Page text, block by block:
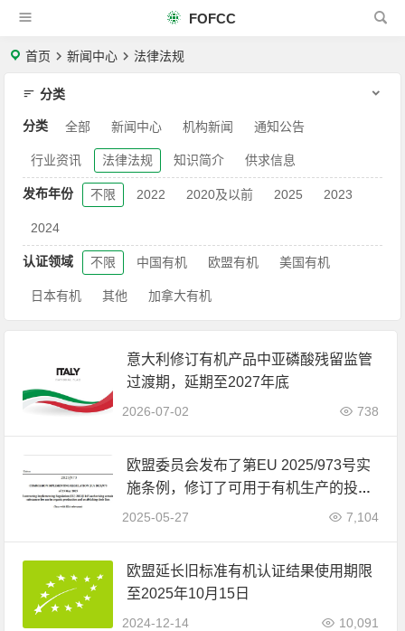
FOFCC
首页 新闻中心 法律法规
分类
分类 全部 新闻中心 机构新闻 通知公告
行业资讯 法律法规 知识简介 供求信息
发布年份 不限 2022 2020及以前 2025 2023
2024
认证领域 不限 中国有机 欧盟有机 美国有机
日本有机 其他 加拿大有机
意大利修订有机产品中亚磷酸残留监管
过渡期，延期至2027年底
2026-07-02 738
欧盟委员会发布了第EU 2025/973号实
施条例，修订了可用于有机生产的投入
品清单
2025-05-27 7,104
​欧盟延长旧标准有机认证结果使用期限
至2025年10月15日
2024-12-14 10,091